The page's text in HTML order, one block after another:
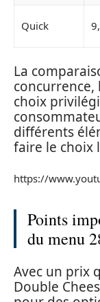
Quick
La
concurrence,
choix
différents
faire le choix
https://
Points
du menu
Avec un prix
Double